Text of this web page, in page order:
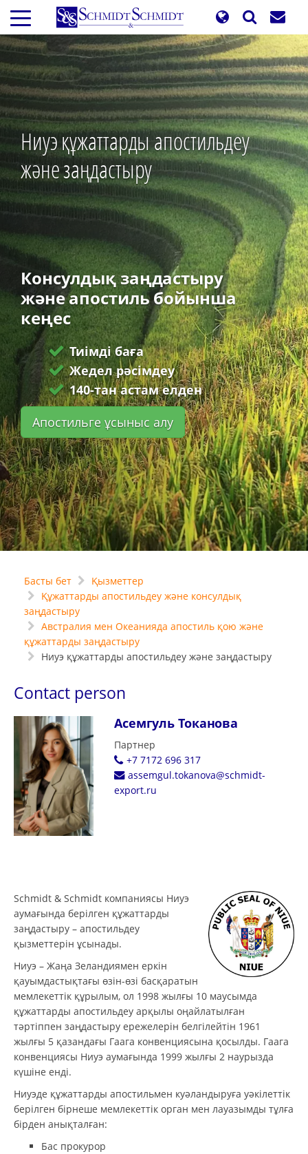
Skip
main
content
Ниуэ құжаттарды апостильдеу
және заңдастыру
Консулдық заңдастыру
және апостиль бойынша
кеңес
Тиімді баға
Жедел рәсімдеу
140-тан астам елден
Апостильге ұсыныс алу
Басты бет
Қызметтер
Құжаттарды апостильдеу және консулдық
заңдастыру
Австралия мен Океанияда апостиль қою және
құжаттарды заңдастыру
Ниуэ құжаттарды апостильдеу және заңдастыру
Contact person
Асемгуль Токанова
Партнер
+7 7172 696 317
assemgul.tokanova@schmidt-
export.ru
Schmidt & Schmidt компаниясы Ниуэ
аумағында берілген құжаттарды
заңдастыру – апостильдеу
қызметтерін ұсынады.
Ниуэ – Жаңа Зеландиямен еркін
қауымдастықтағы өзін-өзі басқаратын
мемлекеттік құрылым, ол 1998 жылғы 10 маусымда
құжаттарды апостильдеу арқылы оңайлатылған
тәртіппен заңдастыру ережелерін белгілейтін 1961
жылғы 5 қазандағы Гаага конвенциясына қосылды. Гаага
конвенциясы Ниуэ аумағында 1999 жылғы 2 наурызда
күшіне енді.
Ниуэде құжаттарды апостильмен куәландыруға уәкілеттік
берілген бірнеше мемлекеттік орган мен лауазымды тұлға
бірден анықталған:
Бас прокурор